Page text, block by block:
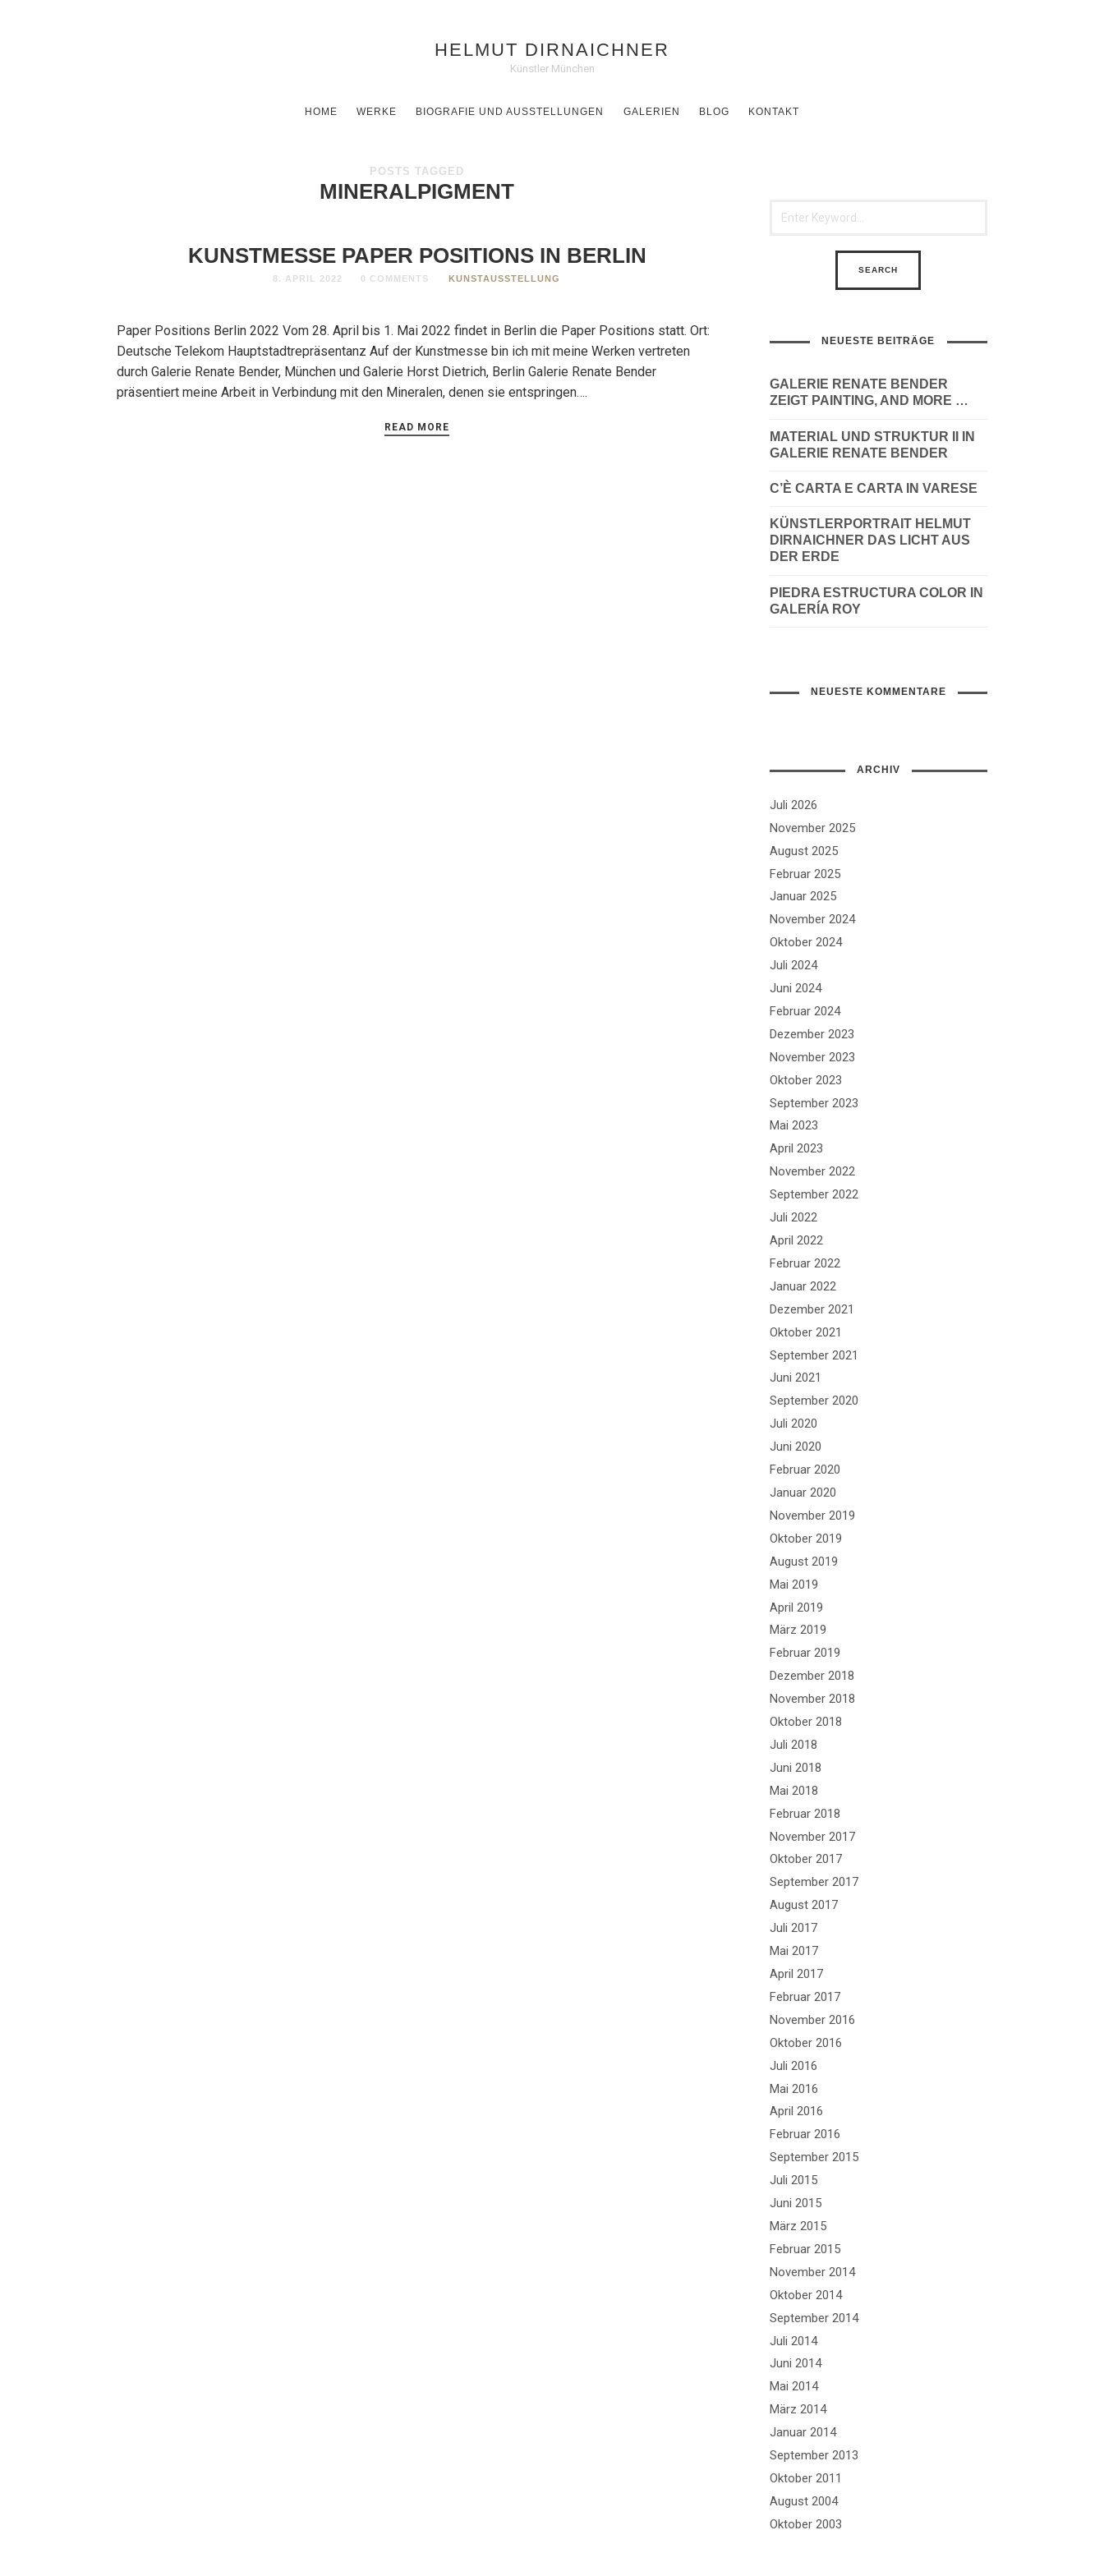
HELMUT DIRNAICHNER
Künstler München
HOME WERKE BIOGRAFIE UND AUSSTELLUNGEN GALERIEN BLOG KONTAKT
POSTS TAGGED
MINERALPIGMENT
KUNSTMESSE PAPER POSITIONS IN BERLIN
8. APRIL 2022 0 COMMENTS KUNSTAUSSTELLUNG
Paper Positions Berlin 2022 Vom 28. April bis 1. Mai 2022 findet in Berlin die Paper Positions statt. Ort:
Deutsche Telekom Hauptstadtrepräsentanz Auf der Kunstmesse bin ich mit meine Werken vertreten
durch Galerie Renate Bender, München und Galerie Horst Dietrich, Berlin Galerie Renate Bender
präsentiert meine Arbeit in Verbindung mit den Mineralen, denen sie entspringen….
READ MORE
NEUESTE BEITRÄGE
GALERIE RENATE BENDER
ZEIGT PAINTING, AND MORE …
MATERIAL UND STRUKTUR II IN
GALERIE RENATE BENDER
C’È CARTA E CARTA IN VARESE
KÜNSTLERPORTRAIT HELMUT
DIRNAICHNER DAS LICHT AUS
DER ERDE
PIEDRA ESTRUCTURA COLOR IN
GALERÍA ROY
NEUESTE KOMMENTARE
ARCHIV
Juli 2026
November 2025
August 2025
Februar 2025
Januar 2025
November 2024
Oktober 2024
Juli 2024
Juni 2024
Februar 2024
Dezember 2023
November 2023
Oktober 2023
September 2023
Mai 2023
April 2023
November 2022
September 2022
Juli 2022
April 2022
Februar 2022
Januar 2022
Dezember 2021
Oktober 2021
September 2021
Juni 2021
September 2020
Juli 2020
Juni 2020
Februar 2020
Januar 2020
November 2019
Oktober 2019
August 2019
Mai 2019
April 2019
März 2019
Februar 2019
Dezember 2018
November 2018
Oktober 2018
Juli 2018
Juni 2018
Mai 2018
Februar 2018
November 2017
Oktober 2017
September 2017
August 2017
Juli 2017
Mai 2017
April 2017
Februar 2017
November 2016
Oktober 2016
Juli 2016
Mai 2016
April 2016
Februar 2016
September 2015
Juli 2015
Juni 2015
März 2015
Februar 2015
November 2014
Oktober 2014
September 2014
Juli 2014
Juni 2014
Mai 2014
März 2014
Januar 2014
September 2013
Oktober 2011
August 2004
Oktober 2003